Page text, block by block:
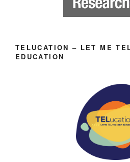
TELUCATION – LET ME
EDUCATION